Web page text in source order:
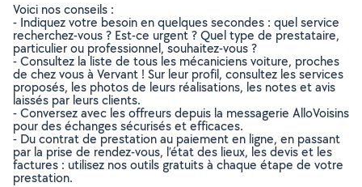
Voici nos conseils :
- Indiquez votre besoin en quelques secondes : quel service
recherchez-vous ? Est-ce urgent ? Quel type de prestataire,
particulier ou professionnel, souhaitez-vous ?
- Consultez la liste de tous les mécaniciens voiture, proches
de chez vous à Vervant ! Sur leur profil, consultez les services
proposés, les photos de leurs réalisations, les notes et avis
laissés par leurs clients.
- Conversez avec les offreurs depuis la messagerie AlloVoisins
pour des échanges sécurisés et efficaces.
- Du contrat de prestation au paiement en ligne, en passant
par la prise de rendez-vous, l’état des lieux, les devis et les
factures : utilisez nos outils gratuits à chaque étape de votre
prestation.